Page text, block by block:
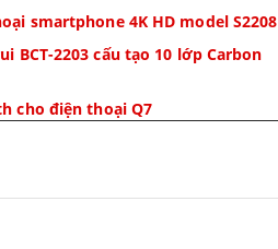
smartphone 4K HD model S2208
BCT-2203 cấu tạo 10 lớp Carbon
cho điện thoại Q7